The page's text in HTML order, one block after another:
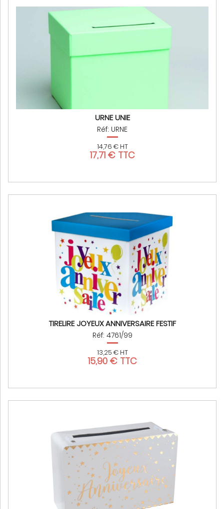
URNE UNIE
Réf: URNE
14,76 € HT
17,71 € TTC
TIRELIRE JOYEUX ANNIVERSAIRE FESTIF
Réf: 4761/99
13,25 € HT
15,90 € TTC